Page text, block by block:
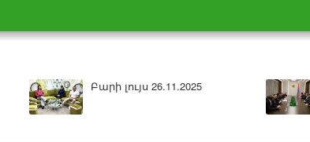
Բարի լույս 26.11.2025